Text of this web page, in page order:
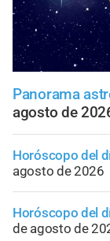
Panorama
agosto de
Horóscopo del
agosto de 2026
Horóscopo del
de agosto de